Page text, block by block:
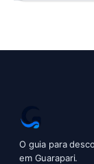
O guia para
em Guarapari.